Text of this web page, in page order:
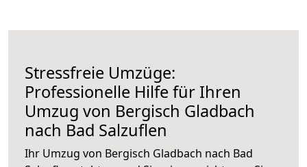
Stressfreie Umzüge:
Professionelle Hilfe für Ihren
Umzug von Bergisch Gladbach
nach Bad Salzuflen
Ihr Umzug von Bergisch Gladbach nach Bad